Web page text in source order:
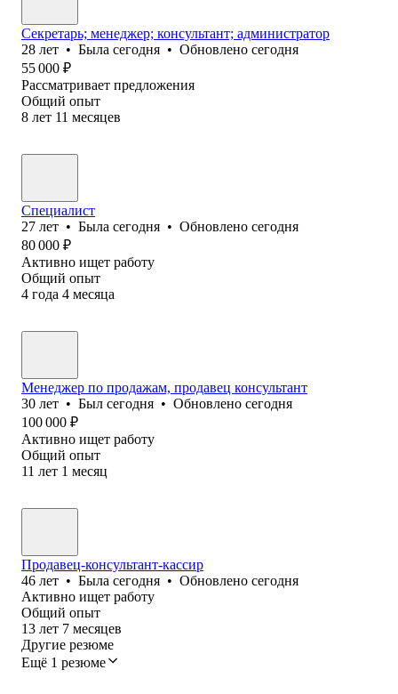
Секретарь; менеджер; консультант; администратор
28 лет • Была сегодня • Обновлено сегодня
55 000 ₽
Рассматривает предложения
Общий опыт
8 лет 11 месяцев
Специалист
27 лет • Была сегодня • Обновлено сегодня
80 000 ₽
Активно ищет работу
Общий опыт
4 года 4 месяца
Менеджер по продажам, продавец консультант
30 лет • Был сегодня • Обновлено сегодня
100 000 ₽
Активно ищет работу
Общий опыт
11 лет 1 месяц
Продавец-консультант-кассир
46 лет • Была сегодня • Обновлено сегодня
Активно ищет работу
Общий опыт
13 лет 7 месяцев
Другие резюме
Ещё 1 резюме